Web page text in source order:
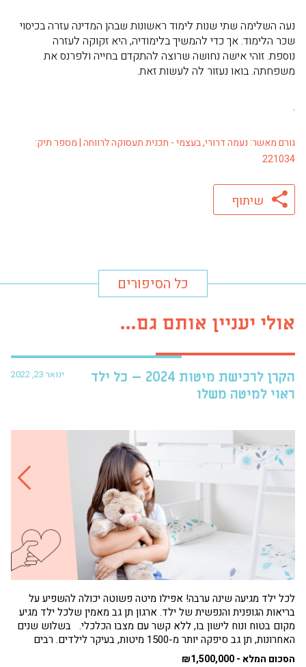
נעה השלימה שתי שנות לימוד ראשונות שבהן המדינה עזרה בכיסוי
שכר הלימוד. אך כדי להמשיך בלימודיה, היא זקוקה לעזרה
נוספת. זוהי אישה נחושה שרוצה להתקדם בחייה ולפרנס את
משפחתה. בואו נעזור לה לעשות זאת.
.
גורם מאשר: נעמה דרורי, בעצמי - תכנית תעסוקה לרווחה | מספר תיק:
221034
שיתוף
כל הסיפורים
אולי יעניין אותם גם...
ינואר 23, 2022
הקרן לרכישת מיטות 2024 – כל ילד
ראוי למיטה משלו
לכל ילד מגיעה שינה ערבה! אפילו מיטה פשוטה יכולה להשפיע על
בריאות הגופנית והנפשית של ילד. ארגון תן גב מאמין שלכל ילד מגיע
מקום בטוח ונוח לישון בו, ללא קשר עם מצבו הכלכלי. בשלוש שנים
האחרונות, תן גב סיפקה יותר מ-1500 מיטות, בעיקר לילדים. רבים
מילדים אלה היו ישנים על...
הסכום המלא - ₪1,500,000